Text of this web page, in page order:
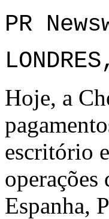
PR
Hoje, a
escritório
Espanha,